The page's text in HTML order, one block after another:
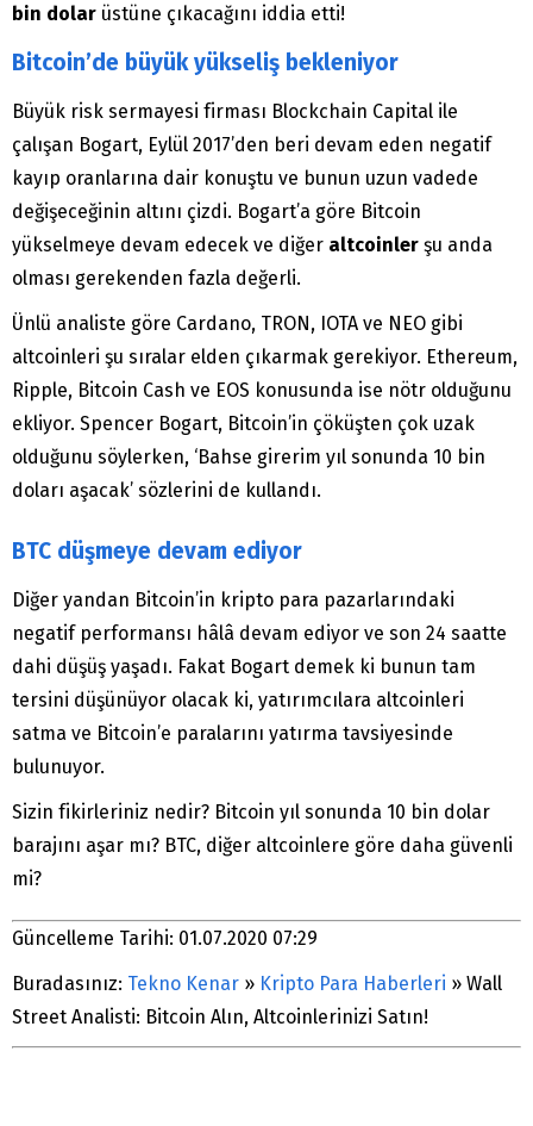
bin dolar üstüne çıkacağını iddia etti!
Bitcoin’de büyük yükseliş bekleniyor
Büyük risk sermayesi firması Blockchain Capital ile
çalışan Bogart, Eylül 2017’den beri devam eden negatif
kayıp oranlarına dair konuştu ve bunun uzun vadede
değişeceğinin altını çizdi. Bogart’a göre Bitcoin
yükselmeye devam edecek ve diğer altcoinler şu anda
olması gerekenden fazla değerli.
Ünlü analiste göre Cardano, TRON, IOTA ve NEO gibi
altcoinleri şu sıralar elden çıkarmak gerekiyor. Ethereum,
Ripple, Bitcoin Cash ve EOS konusunda ise nötr olduğunu
ekliyor. Spencer Bogart, Bitcoin’in çöküşten çok uzak
olduğunu söylerken, ‘Bahse girerim yıl sonunda 10 bin
doları aşacak’ sözlerini de kullandı.
BTC düşmeye devam ediyor
Diğer yandan Bitcoin’in kripto para pazarlarındaki
negatif performansı hâlâ devam ediyor ve son 24 saatte
dahi düşüş yaşadı. Fakat Bogart demek ki bunun tam
tersini düşünüyor olacak ki, yatırımcılara altcoinleri
satma ve Bitcoin’e paralarını yatırma tavsiyesinde
bulunuyor.
Sizin fikirleriniz nedir? Bitcoin yıl sonunda 10 bin dolar
barajını aşar mı? BTC, diğer altcoinlere göre daha güvenli
mi?
Güncelleme Tarihi: 01.07.2020 07:29
Buradasınız: Tekno Kenar » Kripto Para Haberleri » Wall
Street Analisti: Bitcoin Alın, Altcoinlerinizi Satın!